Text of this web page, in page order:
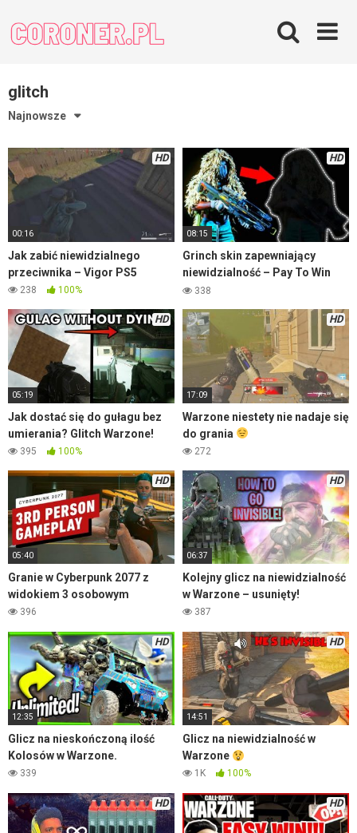
content
glitch
Najnowsze
HD
00:16
Jak zabić niewidzialnego
przeciwnika – Vigor PS5
238 100%
HD
08:15
Grinch skin zapewniający
niewidzialność – Pay To Win
Warzone
338
HD
05:19
Jak dostać się do gułagu bez
umierania? Glitch Warzone!
395 100%
HD
17:09
Warzone niestety nie nadaje się
do grania
272
HD
05:40
Granie w Cyberpunk 2077 z
widokiem 3 osobowym
396
HD
06:37
Kolejny glicz na niewidzialność
w Warzone – usunięty!
387
HD
12:35
Glicz na nieskończoną ilość
Kolosów w Warzone.
339
HD
14:51
Glicz na niewidzialność w
Warzone
1K 100%
HD HD